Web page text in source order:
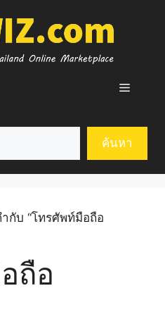
Menu
ค้นหา
กับ “โทรศัพท์มือถือ
ถือ